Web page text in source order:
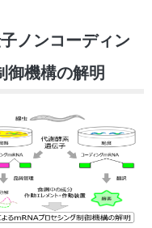
ノンコーディン
御機構の解明